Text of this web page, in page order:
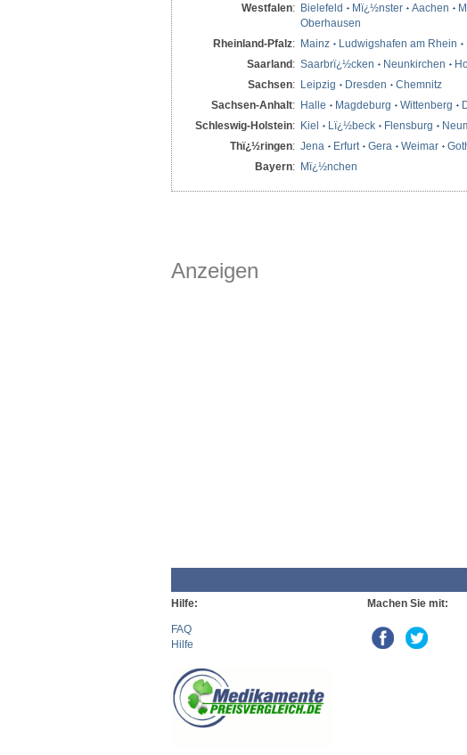
Westfalen: Bielefeld
Mï¿½nster Aachen
Oberhausen
Rheinland-Pfalz: Mainz Ludwigshafen am Rhein
Saarland: Saarbrï¿½cken Neunkirchen
Sachsen: Leipzig Dresden
Chemnitz
Sachsen-Anhalt: Halle Magdeburg Wittenberg
Schleswig-Holstein: Kiel Lï¿½beck Flensburg
Thï¿½ringen: Jena Erfurt Gera Weimar
Bayern: Mï¿½nchen
Anzeigen
Hilfe:
FAQ
Hilfe
Machen Sie mit: